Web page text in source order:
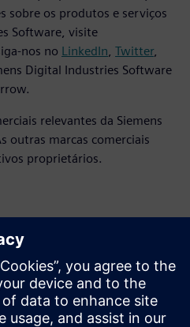
sobre os produtos e serviços
Software, visite
nos no LinkedIn Twitter,
Digital Industries Software
relevantes da Siemens
outras marcas comerciais
proprietários.
PR Team